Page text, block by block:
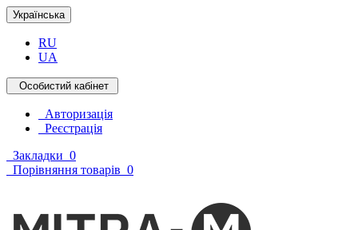
Українська
RU
UA
Особистий кабінет
Авторизація
Реєстрація
Закладки 0
Порівняння товарів 0